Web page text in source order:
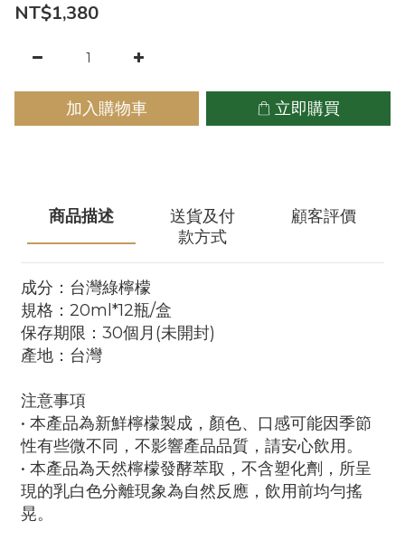
NT$1,380
加入購物車 立即購買
商品描述
送貨及付
款方式
顧客評價
成分：台灣綠檸檬
規格：20ml*12瓶/盒
保存期限：30個月(未開封)
產地：台灣
注意事項
• 本產品為新鮮檸檬製成，顏色、口感可能因季節
性有些微不同，不影響產品品質，請安心飲用。
• 本產品為天然檸檬發酵萃取，不含塑化劑，所呈
現的乳白色分離現象為自然反應，飲用前均勻搖
晃。